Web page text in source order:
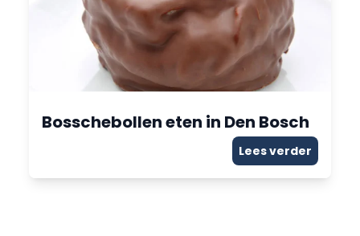
Bosschebollen eten in Den Bosch
Lees verder